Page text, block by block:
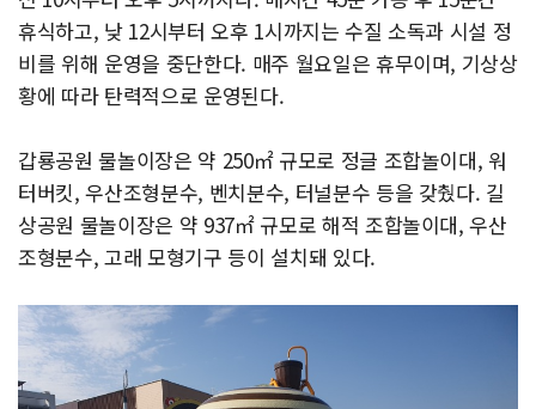
휴식하고, 낮 12시부터 오후 1시까지는 수질 소독과 시설 정
비를 위해 운영을 중단한다. 매주 월요일은 휴무이며, 기상상
황에 따라 탄력적으로 운영된다.
갑룡공원 물놀이장은 약 250㎡ 규모로 정글 조합놀이대, 워
터버킷, 우산조형분수, 벤치분수, 터널분수 등을 갖췄다. 길
상공원 물놀이장은 약 937㎡ 규모로 해적 조합놀이대, 우산
조형분수, 고래 모형기구 등이 설치돼 있다.